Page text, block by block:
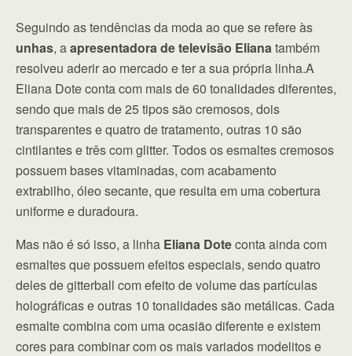
Seguindo as tendências da moda ao que se refere às
unhas, aapresentadora de televisão Elianatambém
resolveu aderir ao mercado e ter a sua própria linha.A
Eliana Dote conta com mais de 60 tonalidades diferentes,
sendo que mais de 25 tipos são cremosos, dois
transparentes e quatro de tratamento, outras 10 são
cintilantes e três com glitter. Todos os esmaltes cremosos
possuem bases vitaminadas, com acabamento
extrabilho, óleo secante, que resulta em uma cobertura
uniforme e duradoura.
Mas não é só isso, a linha Eliana Doteconta ainda com
esmaltes que possuem efeitos especiais, sendo quatro
deles de gitterball com efeito de volume das partículas
holográficas e outras 10 tonalidades são metálicas. Cada
esmalte combina com uma ocasião diferente e existem
cores para combinar com os mais variados modelitos e